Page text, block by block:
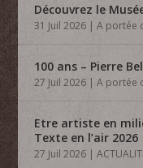
Découvrez le
31 Juil 2026 |A portée
100 ans – Pierre
27 Juil 2026 |A portée
Etre artiste en
Texte en l’air 2026
27 Juil 2026 |